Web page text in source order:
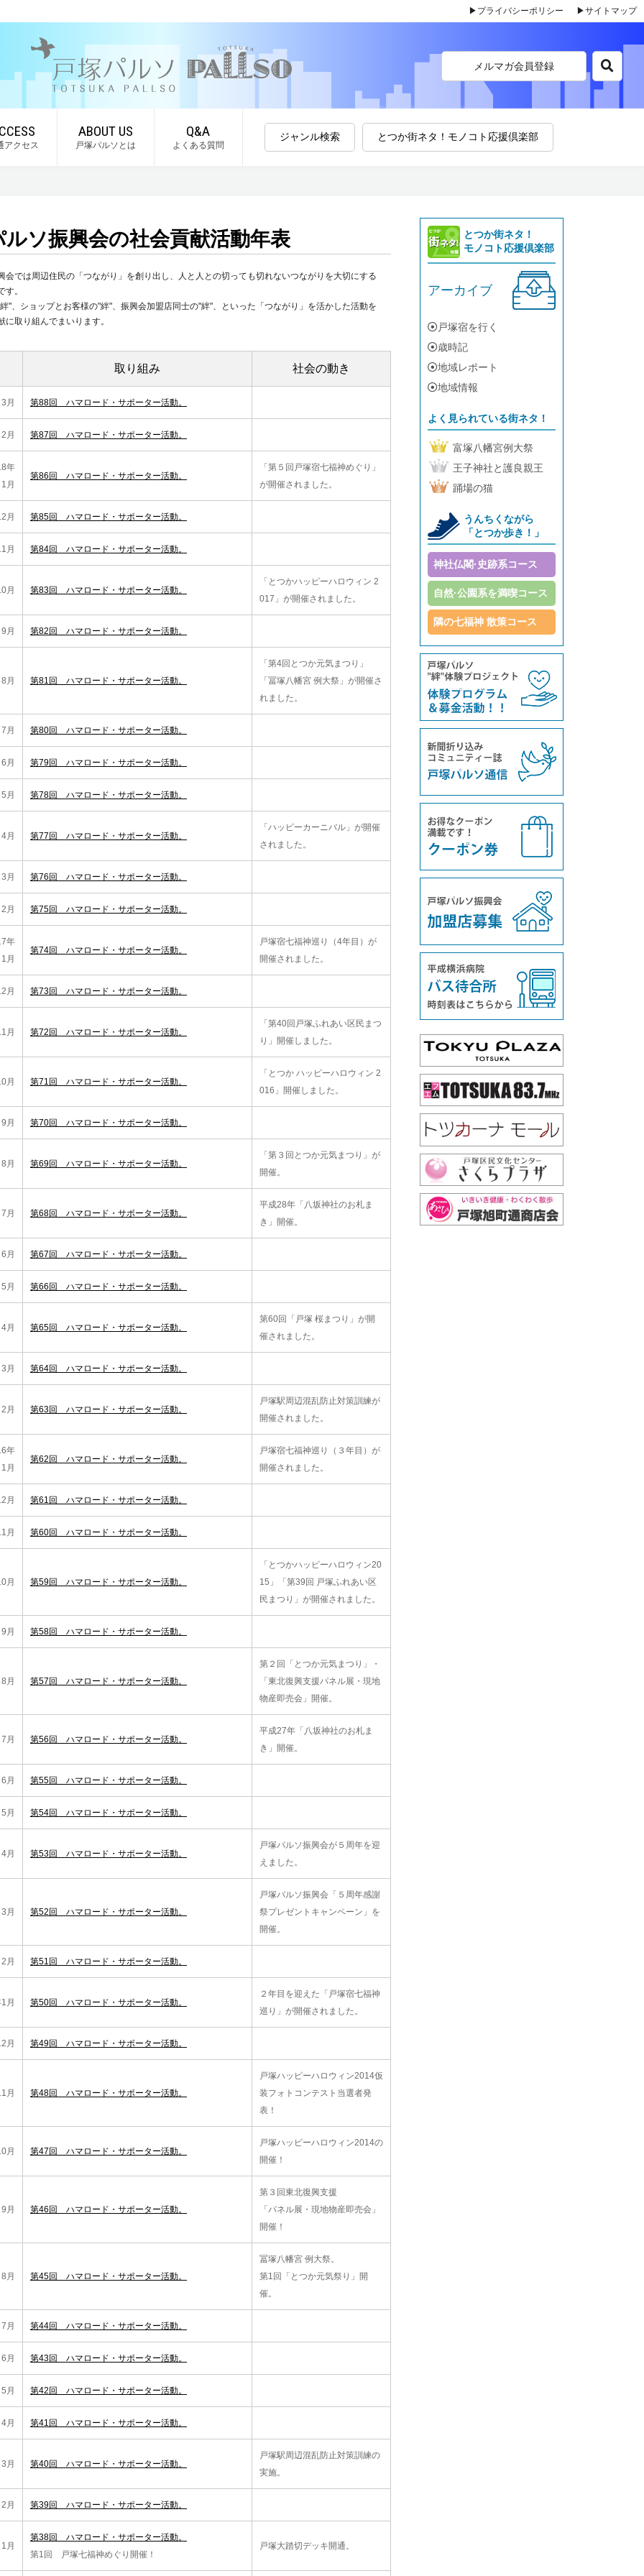
▶プライバシーポリシー ▶サイトマップ
メルマガ会員登録
アクセス
ABOUT US
戸塚パルソとは
Q&A
よくある質問
ジャンル検索 とつか街ネタ！モノコト応援倶楽部
ルソ振興会の社会貢献活動年表
会では周辺住民の「つながり」を創り出し、人と人との切っても切れないつながりを大切にする
す。
"、ショップとお客様の"絆"、振興会加盟店同士の"絆"、といった「つながり」を活かした活動を
に取り組んでまいります。
取り組み 社会の動き
3月 第88回 ハマロード・サポーター活動。
2月 第87回 ハマロード・サポーター活動。
年
1月
第86回 ハマロード・サポーター活動。
「第５回戸塚宿七福神めぐり」
が開催されました。
月 第85回 ハマロード・サポーター活動。
月 第84回 ハマロード・サポーター活動。
月 第83回 ハマロード・サポーター活動。
「とつかハッピーハロウィン 2
017」が開催されました。
9月 第82回 ハマロード・サポーター活動。
8月 第81回 ハマロード・サポーター活動。
「第4回とつか元気まつり」
「冨塚八幡宮 例大祭」が開催さ
れました。
7月 第80回 ハマロード・サポーター活動。
6月 第79回 ハマロード・サポーター活動。
5月 第78回 ハマロード・サポーター活動。
4月 第77回 ハマロード・サポーター活動。
「ハッピーカーニバル」が開催
されました。
3月 第76回 ハマロード・サポーター活動。
2月 第75回 ハマロード・サポーター活動。
年
1月
第74回 ハマロード・サポーター活動。
戸塚宿七福神巡り（4年目）が
開催されました。
月 第73回 ハマロード・サポーター活動。
月 第72回 ハマロード・サポーター活動。
「第40回戸塚ふれあい区民まつ
り」開催しました。
月 第71回 ハマロード・サポーター活動。
「とつか ハッピーハロウィン 2
016」開催しました。
9月 第70回 ハマロード・サポーター活動。
8月 第69回 ハマロード・サポーター活動。
「第３回とつか元気まつり」が
開催。
7月 第68回 ハマロード・サポーター活動。
平成28年「八坂神社のお札ま
き」開催。
6月 第67回 ハマロード・サポーター活動。
5月 第66回 ハマロード・サポーター活動。
4月 第65回 ハマロード・サポーター活動。
第60回「戸塚 桜まつり」が開
催されました。
3月 第64回 ハマロード・サポーター活動。
2月 第63回 ハマロード・サポーター活動。
戸塚駅周辺混乱防止対策訓練が
開催されました。
年
1月
第62回 ハマロード・サポーター活動。
戸塚宿七福神巡り（３年目）が
開催されました。
月 第61回 ハマロード・サポーター活動。
月 第60回 ハマロード・サポーター活動。
月 第59回 ハマロード・サポーター活動。
「とつかハッピーハロウィン20
15」「第39回 戸塚ふれあい区
民まつり」が開催されました。
9月 第58回 ハマロード・サポーター活動。
8月 第57回 ハマロード・サポーター活動。
第２回「とつか元気まつり」・
「東北復興支援パネル展・現地
物産即売会」開催。
7月 第56回 ハマロード・サポーター活動。
平成27年「八坂神社のお札ま
き」開催。
6月 第55回 ハマロード・サポーター活動。
5月 第54回 ハマロード・サポーター活動。
4月 第53回 ハマロード・サポーター活動。
戸塚パルソ振興会が５周年を迎
えました。
3月 第52回 ハマロード・サポーター活動。
戸塚パルソ振興会「５周年感謝
祭プレゼントキャンペーン」を
開催。
2月 第51回 ハマロード・サポーター活動。
月 第50回 ハマロード・サポーター活動。
２年目を迎えた「戸塚宿七福神
巡り」が開催されました。
月 第49回 ハマロード・サポーター活動。
月 第48回 ハマロード・サポーター活動。
戸塚ハッピーハロウィン2014仮
装フォトコンテスト当選者発
表！
月 第47回 ハマロード・サポーター活動。
戸塚ハッピーハロウィン2014の
開催！
9月 第46回 ハマロード・サポーター活動。
第３回東北復興支援
「パネル展・現地物産即売会」
開催！
8月 第45回 ハマロード・サポーター活動。
冨塚八幡宮 例大祭。
第1回「とつか元気祭り」開
催。
7月 第44回 ハマロード・サポーター活動。
6月 第43回 ハマロード・サポーター活動。
5月 第42回 ハマロード・サポーター活動。
4月 第41回 ハマロード・サポーター活動。
3月 第40回 ハマロード・サポーター活動。
戸塚駅周辺混乱防止対策訓練の
実施。
2月 第39回 ハマロード・サポーター活動。
1月
第38回 ハマロード・サポーター活動。
第1回 戸塚七福神めぐり開催！
戸塚大踏切デッキ開通。
とつか街ネタ！
モノコト応援倶楽部
アーカイブ
戸塚宿を行く
歳時記
地域レポート
地域情報
よく見られている街ネタ！
富塚八幡宮例大祭
王子神社と護良親王
踊場の猫
うんちくながら
「とつか歩き！」
神社仏閣·史跡系コース
自然·公園系を満喫コース
隣の七福神 散策コース